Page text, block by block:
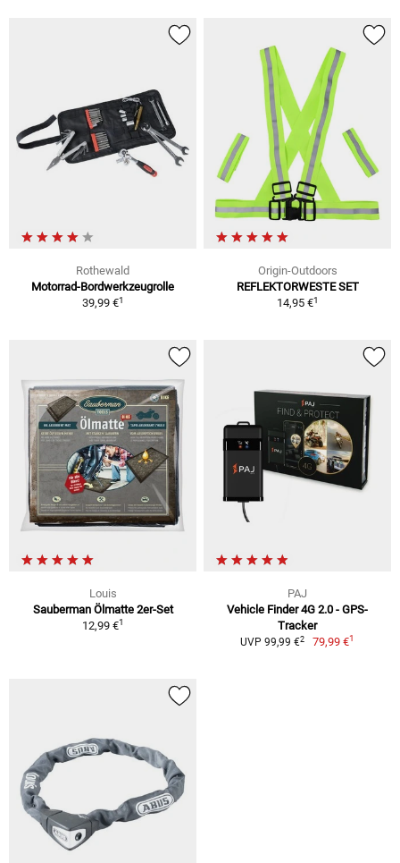
Rothewald
Motorrad-Bordwerkzeugrolle
39,99 €1
Origin-Outdoors
REFLEKTORWESTE SET
14,95 €1
Louis
Sauberman Ölmatte 2er-Set
12,99 €1
PAJ
Vehicle Finder 4G 2.0 - GPS-
Tracker
UVP 99,99 €2 79,99 €1